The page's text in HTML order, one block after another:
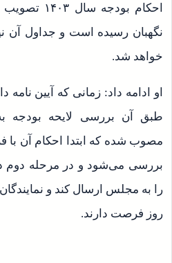
احکام
نگهبان رسیده است و جداول آن
خواهد شد.
او ادامه داد: زمانی که آیین
طبق آن بررسی لایحه بودجه
مصوب شده که ابتدا احکام آن با
بررسی می‌شود و در مرحله دوم
روز فرصت دارند.